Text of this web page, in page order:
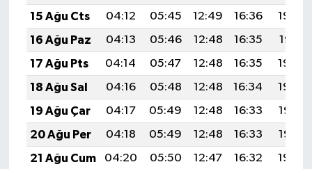
15 Ağu Cts
04:12 05:45 12:49 16:36
19:43
16 Ağu Paz
04:13 05:46 12:48 16:35
19:41
17 Ağu Pts
04:14 05:47 12:48 16:35
19:40
18 Ağu Sal
04:16 05:48 12:48 16:34
19:39
19 Ağu Çar
04:17 05:49 12:48 16:33
19:37
20 Ağu Per
04:18 05:49 12:48 16:33
19:36
21 Ağu Cum
04:20 05:50 12:47 16:32
19:34